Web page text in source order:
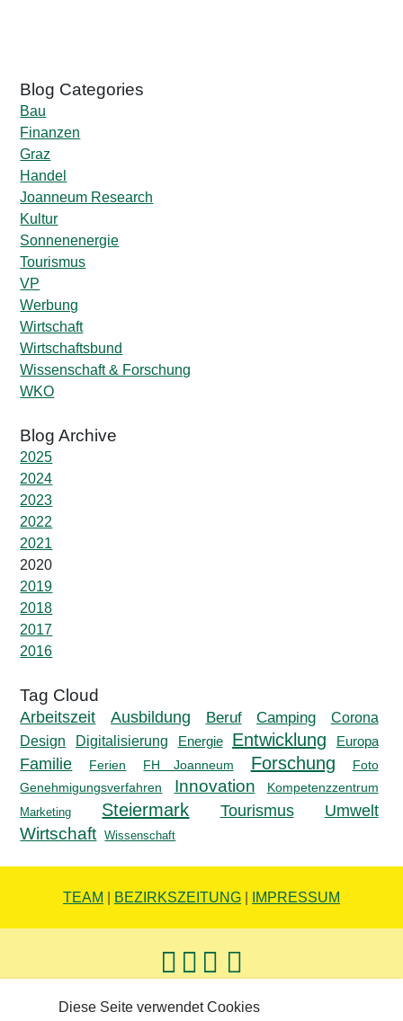
Bau
Finanzen
Graz
Handel
Joanneum Research
Kultur
Sonnenenergie
Tourismus
VP
Werbung
Wirtschaft
Wirtschaftsbund
Wissenschaft & Forschung
WKO
2025
2024
2023
2022
2021
2020
2019
2018
2017
2016
Arbeitszeit Ausbildung Beruf Camping
Corona
Design
Digitalisierung Energie Entwicklung Europa
Familie Ferien FH Joanneum Forschung Foto
Genehmigungsverfahren Innovation
Kompetenzzentrum
Marketing
Steiermark Tourismus Umwelt
Wirtschaft Wissenschaft
TEAM BEZIRKSZEITUNG IMPRESSUM
Diese Seite verwendet Cookies